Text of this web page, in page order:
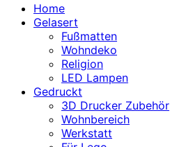
Home
Gelasert
Fußmatten
Wohndeko
Religion
LED Lampen
Gedruckt
3D Drucker Zubehör
Wohnbereich
Werkstatt